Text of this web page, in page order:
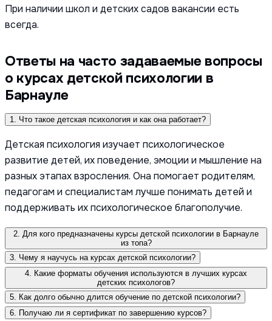
При наличии школ и детских садов вакансии есть
всегда.
Ответы на часто задаваемые вопросы
о курсах детской психологии в
Барнауле
1. Что такое детская психология и как она работает?
Детская психология изучает психологическое
развитие детей, их поведение, эмоции и мышление на
разных этапах взросления. Она помогает родителям,
педагогам и специалистам лучше понимать детей и
поддерживать их психологическое благополучие.
2. Для кого предназначены курсы детской психологии в Барнауле
из топа?
3. Чему я научусь на курсах детской психологии?
4. Какие форматы обучения используются в лучших курсах
детских психологов?
5. Как долго обычно длится обучение по детской психологии?
6. Получаю ли я сертификат по завершению курсов?